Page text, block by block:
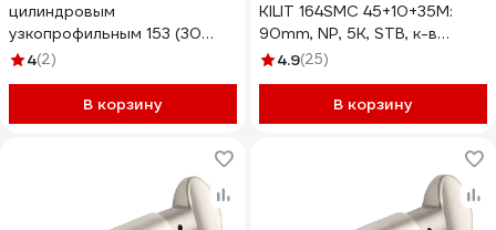
цилиндровым
узкопрофильным 153 (30
mm) w/b (никель) 8183
4(2)
В корзину
KILIT 164SMC 45+10+35M:
90mm, NP, 5K, STB, к-в
164SMC00173
4.9(25)
В корзину